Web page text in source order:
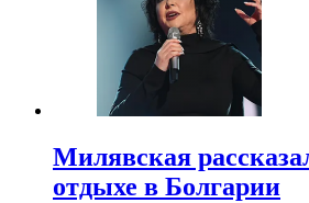
Милявская
отдыхе в Болгарии